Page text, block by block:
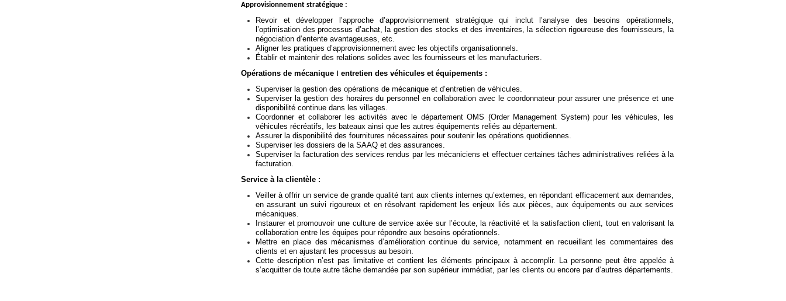
Approvisionnement stratégique :
Revoir et développer l’approche d’approvisionnement stratégique qui inclut l’analyse des besoins opérationnels,
l’optimisation des processus d’achat, la gestion des stocks et des inventaires, la sélection rigoureuse des fournisseurs, la
négociation d’entente avantageuses, etc.
Aligner les pratiques d’approvisionnement avec les objectifs organisationnels.
Établir et maintenir des relations solides avec les fournisseurs et les manufacturiers.
Opérations de mécanique ǀ entretien des véhicules et équipements :
Superviser la gestion des opérations de mécanique et d’entretien de véhicules.
Superviser la gestion des horaires du personnel en collaboration avec le coordonnateur pour assurer une présence et une
disponibilité continue dans les villages.
Coordonner et collaborer les activités avec le département OMS (Order Management System) pour les véhicules, les
véhicules récréatifs, les bateaux ainsi que les autres équipements reliés au département.
Assurer la disponibilité des fournitures nécessaires pour soutenir les opérations quotidiennes.
Superviser les dossiers de la SAAQ et des assurances.
Superviser la facturation des services rendus par les mécaniciens et effectuer certaines tâches administratives reliées à la
facturation.
Service à la clientèle :
Veiller à offrir un service de grande qualité tant aux clients internes qu’externes, en répondant efficacement aux demandes,
en assurant un suivi rigoureux et en résolvant rapidement les enjeux liés aux pièces, aux équipements ou aux services
mécaniques.
Instaurer et promouvoir une culture de service axée sur l’écoute, la réactivité et la satisfaction client, tout en valorisant la
collaboration entre les équipes pour répondre aux besoins opérationnels.
Mettre en place des mécanismes d’amélioration continue du service, notamment en recueillant les commentaires des
clients et en ajustant les processus au besoin.
Cette description n’est pas limitative et contient les éléments principaux à accomplir. La personne peut être appelée à
s’acquitter de toute autre tâche demandée par son supérieur immédiat, par les clients ou encore par d’autres départements.